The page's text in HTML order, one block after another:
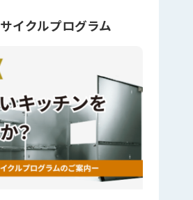
イクルプログラム